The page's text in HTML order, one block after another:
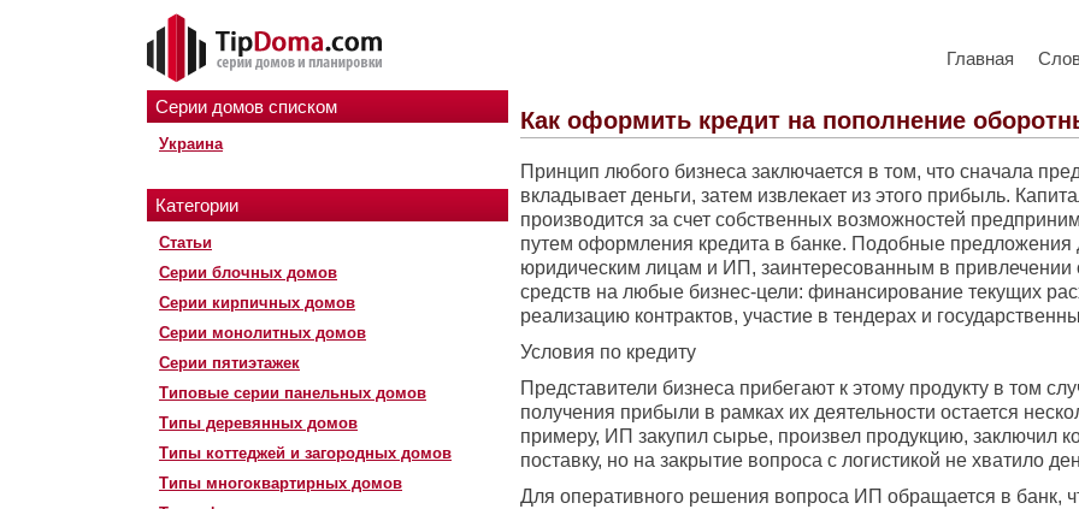
Главная
Серии домов списком
Украина
Категории
Статьи
Серии блочных домов
Серии кирпичных домов
Серии монолитных домов
Серии пятиэтажек
Типовые серии панельных домов
Типы деревянных домов
Типы коттеджей и загородных домов
Типы многоквартирных домов
Как оформить кредит на пополнение
Принцип любого бизнеса заключается в том, что сначала
вкладывает деньги, затем извлекает из этого прибыль.
производится за счет собственных возможностей
путем оформления кредита в банке. Подобные предложения
юридическим лицам и ИП, заинтересованным в привлечении
средств на любые бизнес-цели: финансирование текущих
реализацию контрактов, участие в тендерах и
Условия по кредиту
Представители бизнеса прибегают к этому продукту в том
получения прибыли в рамках их деятельности остается
примеру, ИП закупил сырье, произвел продукцию, заключил
поставку, но на закрытие вопроса с логистикой не хватило
Для оперативного решения вопроса ИП обращается в банк,